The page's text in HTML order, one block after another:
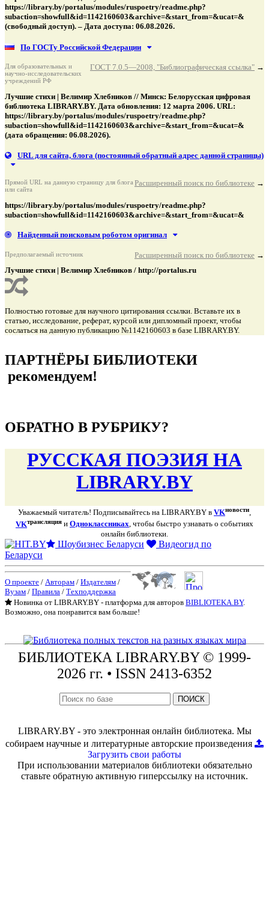
https://library.by/portalus/modules/ruspoetry/readme.php?
subaction=showfull&id=1142160603&archive=&start_from=&ucat=&
(свободный доступ). – Дата доступа: 06.08.2026.
По ГОСТу Российской Федерации
ГОСТ 7.0.5—2008, "Библиографическая ссылка" →
Для образовательных и
научно-исследовательских
учреждений РФ
Лучшие стихи | Велимир Хлебников // Минск: Белорусская цифровая
библиотека LIBRARY.BY. Дата обновления: 12 марта 2006. URL:
https://library.by/portalus/modules/ruspoetry/readme.php?
subaction=showfull&id=1142160603&archive=&start_from=&ucat=&
(дата обращения: 06.08.2026).
URL для сайта, блога (постоянный обратный адрес данной страницы)
Расширенный поиск по библиотеке →
Прямой URL на данную страницу для блога
или сайта
https://library.by/portalus/modules/ruspoetry/readme.php?
subaction=showfull&id=1142160603&archive=&start_from=&ucat=&
Найденный поисковым роботом оригинал
Расширенный поиск по библиотеке →
Предполагаемый источник
Лучшие стихи | Велимир Хлебников / http://portalus.ru
Полностью готовые для научного цитирования ссылки. Вставьте их в
статью, исследование, реферат, курсой или дипломный проект, чтобы
сослаться на данную публикацию №1142160603 в базе LIBRARY.BY.
подняться наверх ↑
ПАРТНЁРЫ БИБЛИОТЕКИ
рекомендуем!
ОБРАТНО В РУБРИКУ?
РУССКАЯ ПОЭЗИЯ НА
LIBRARY.BY
Уважаемый читатель! Подписывайтесь на LIBRARY.BY в VKновости,
VKтрансляция и Одноклассниках, чтобы быстро узнавать о событиях
онлайн библиотеки.
Шоубизнес Беларуси
Видеогид по
Беларуси
О проекте / Авторам / Издателям /
Вузам / Правила / Техподдержка
Новинка от LIBRARY.BY - платформа для авторов BIBLIOTEKA.BY.
Возможно, она понравится вам больше!
БИБЛИОТЕКА LIBRARY.BY © 1999-
2026 гг. • ISSN 2413-6352
ПОИСК
LIBRARY.BY - это электронная онлайн библиотека. Мы
собираем научные и литературные авторские произведения
Загрузить свои работы
При использовании материалов библиотеки обязательно
ставьте обратную активную гиперссылку на источник.